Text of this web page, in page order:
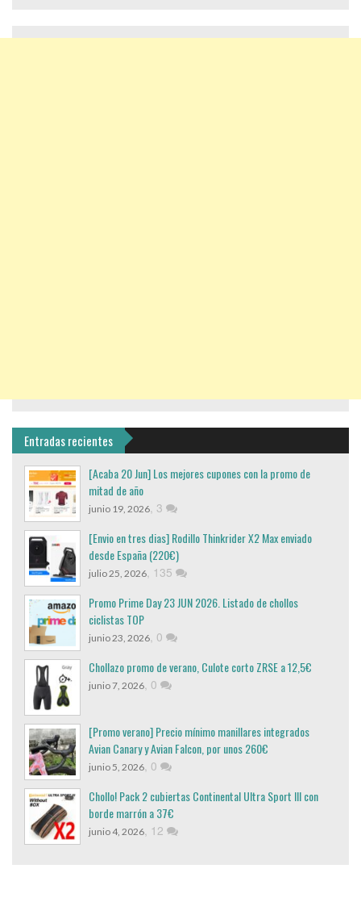
Entradas recientes
[Acaba 20 Jun] Los mejores cupones con la promo de
mitad de año
junio 19, 2026, 3
[Envio en tres dias] Rodillo Thinkrider X2 Max enviado
desde España (220€)
julio 25, 2026, 135
Promo Prime Day 23 JUN 2026. Listado de chollos
ciclistas TOP
junio 23, 2026, 0
Chollazo promo de verano, Culote corto ZRSE a 12,5€
junio 7, 2026, 0
[Promo verano] Precio mínimo manillares integrados
Avian Canary y Avian Falcon, por unos 260€
junio 5, 2026, 0
Chollo! Pack 2 cubiertas Continental Ultra Sport III con
borde marrón a 37€
junio 4, 2026, 12